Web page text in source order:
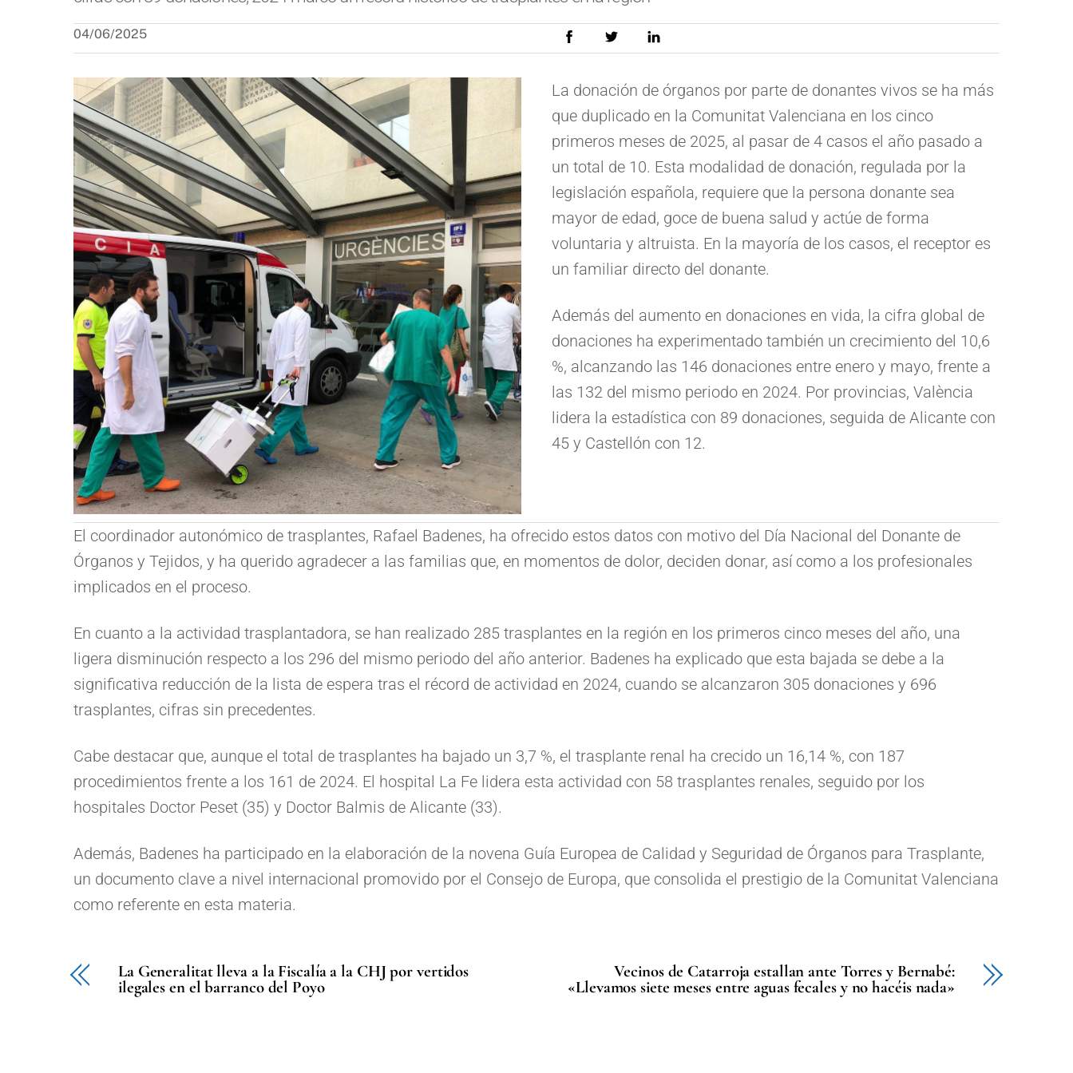
04/06/2025
La donación de órganos por parte de donantes vivos se ha más
que duplicado en la Comunitat Valenciana en los cinco
primeros meses de 2025, al pasar de 4 casos el año pasado a
un total de 10. Esta modalidad de donación, regulada por la
legislación española, requiere que la persona donante sea
mayor de edad, goce de buena salud y actúe de forma
voluntaria y altruista. En la mayoría de los casos, el receptor es
un familiar directo del donante.
Además del aumento en donaciones en vida, la cifra global de
donaciones ha experimentado también un crecimiento del 10,6
%, alcanzando las 146 donaciones entre enero y mayo, frente a
las 132 del mismo periodo en 2024. Por provincias, València
lidera la estadística con 89 donaciones, seguida de Alicante con
45 y Castellón con 12.
El coordinador autonómico de trasplantes, Rafael Badenes, ha ofrecido estos datos con motivo del Día Nacional del Donante de
Órganos y Tejidos, y ha querido agradecer a las familias que, en momentos de dolor, deciden donar, así como a los profesionales
implicados en el proceso.
En cuanto a la actividad trasplantadora, se han realizado 285 trasplantes en la región en los primeros cinco meses del año, una
ligera disminución respecto a los 296 del mismo periodo del año anterior. Badenes ha explicado que esta bajada se debe a la
significativa reducción de la lista de espera tras el récord de actividad en 2024, cuando se alcanzaron 305 donaciones y 696
trasplantes, cifras sin precedentes.
Cabe destacar que, aunque el total de trasplantes ha bajado un 3,7 %, el trasplante renal ha crecido un 16,14 %, con 187
procedimientos frente a los 161 de 2024. El hospital La Fe lidera esta actividad con 58 trasplantes renales, seguido por los
hospitales Doctor Peset (35) y Doctor Balmis de Alicante (33).
Además, Badenes ha participado en la elaboración de la novena Guía Europea de Calidad y Seguridad de Órganos para Trasplante,
un documento clave a nivel internacional promovido por el Consejo de Europa, que consolida el prestigio de la Comunitat Valenciana
como referente en esta materia.
La Generalitat lleva a la Fiscalía a la CHJ por vertidos
ilegales en el barranco del Poyo
Vecinos de Catarroja estallan ante Torres y Bernabé:
«Llevamos siete meses entre aguas fecales y no hacéis nada»